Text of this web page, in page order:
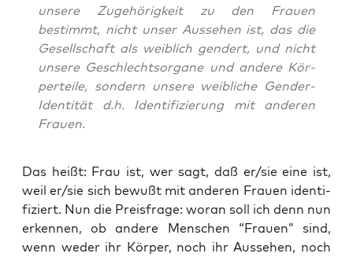
unse­re Zuge­hö­rig­keit zu den Frau­en
bestimmt, nicht unser Aus­se­hen ist, das die
Gesell­schaft als weib­lich gen­dert, und nicht
unse­re Geschlechts­or­ga­ne und ande­re Kör­
per­tei­le, son­dern unse­re weib­li­che Gen­der-
Iden­ti­tät d.h. Iden­ti­fi­zie­rung mit ande­ren
Frauen.
Das heißt: Frau ist, wer sagt, daß er/sie eine ist,
weil er/sie sich bewußt mit ande­ren Frau­en iden­ti­
fi­ziert. Nun die Preis­fra­ge: wor­an soll ich denn nun
erken­nen, ob ande­re Men­schen “Frau­en” sind,
wenn weder ihr Kör­per, noch ihr Aus­se­hen, noch